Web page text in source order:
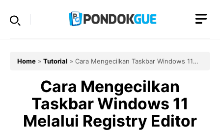
Home » Tutorial » Cara Mengecilkan Taskbar Windows 11
Cara Mengecilkan
Taskbar Windows 11
Melalui Registry Editor